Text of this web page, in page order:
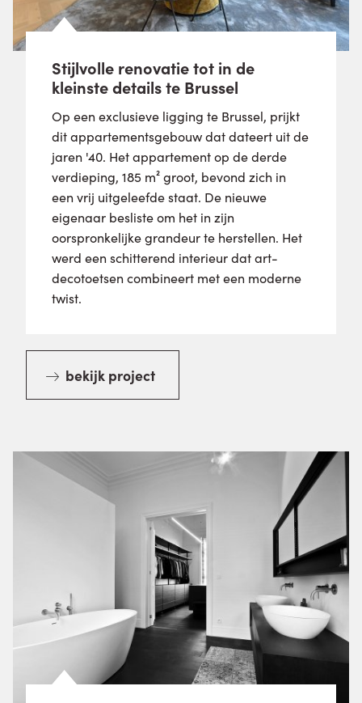
Stijlvolle renovatie tot in de
kleinste details te Brussel
Op een exclusieve ligging te Brussel, prijkt
dit appartementsgebouw dat dateert uit de
jaren '40. Het appartement op de derde
verdieping, 185 m² groot, bevond zich in
een vrij uitgeleefde staat. De nieuwe
eigenaar besliste om het in zijn
oorspronkelijke grandeur te herstellen. Het
werd een schitterend interieur dat art-
decotoetsen combineert met een moderne
twist.
bekijk project